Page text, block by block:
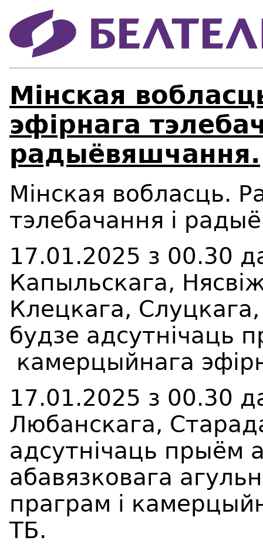
Мінская
эфірнага
радыёвяшчання.
Мінская вобласць.
тэлебачання і
17.01.2025 з 00.30
Капыльскага,
Клецкага,
будзе адсутнічаць
камерцыйнага
17.01.2025 з 00.30
Любанскага,
адсутнічаць прыём
абавязковага
праграм і
ТБ.